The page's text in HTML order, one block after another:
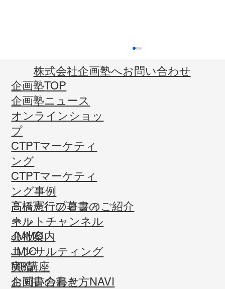
企画塾TOP
企画塾ニュース
オンラインショッ
プ
CTPTマーケティ
ング
CTPTマーケティ
ング事例
高橋憲行プロフィ
ール
会社案内
コンサルティング
実績
お問い合わせ
高橋憲行の著書のご紹介
ネットチャンネル
JMMO
JMIC
MP講座
企画書の書き方NAVI
​株式会社企画塾へお問い合わせ